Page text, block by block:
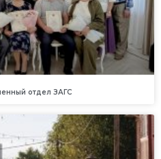
отдел ЗАГС